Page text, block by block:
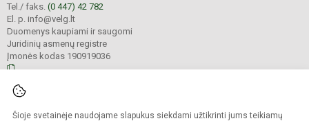
Šioje svetainėje naudojame slapukus siekdami užtikrinti jums teikiamų
Tel./ faks. (0 447) 42 782
El. p. info@velg.lt
Duomenys kaupiami ir saugomi
Juridinių asmenų registre
Įmonės kodas 190919036
Kopijuoti turinį be raštiško gimnazijos administracijos sutikimo griežtai